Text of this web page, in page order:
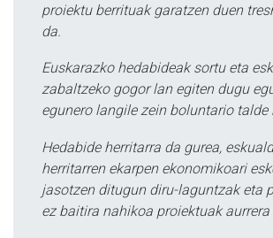
proiektu berrituak garatzen duen
da.
Euskarazko hedabideak sortu eta
zabaltzeko gogor lan egiten dugu
egunero langile zein boluntario talde
Hedabide herritarra da gurea,
herritarren ekarpen ekonomikoari
jasotzen ditugun diru-laguntzak eta
ez baitira nahikoa proiektuak aurrera